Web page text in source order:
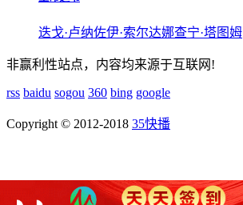
迭戈·卢纳佐伊·索尔达娜查宁·塔图姆
非赢利性站点，内容均来源于互联网!
rss baidu sogou 360 bing google
Copyright © 2012-2018 35快播